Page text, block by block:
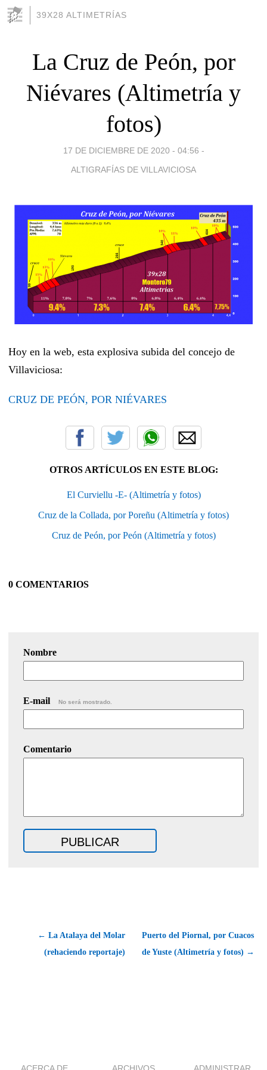
39X28 ALTIMETRÍAS
La Cruz de Peón, por
Niévares (Altimetría y
fotos)
17 DE DICIEMBRE DE 2020 - 04:56 -
ALTIGRAFÍAS DE VILLAVICIOSA
Hoy en la web, esta explosiva subida del concejo de
Villaviciosa:
CRUZ DE PEÓN, POR NIÉVARES
OTROS ARTÍCULOS EN ESTE BLOG:
El Curviellu -E- (Altimetría y fotos)
Cruz de la Collada, por Poreñu (Altimetría y fotos)
Cruz de Peón, por Peón (Altimetría y fotos)
0 COMENTARIOS
Nombre
E-mail No será mostrado.
Comentario
← La Atalaya del Molar
(rehaciendo reportaje)
Puerto del Piornal, por Cuacos
de Yuste (Altimetría y fotos) →
ACERCA DE ARCHIVOS ADMINISTRAR